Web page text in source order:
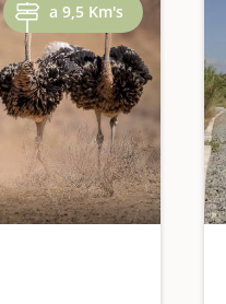
a 9,5 Km's